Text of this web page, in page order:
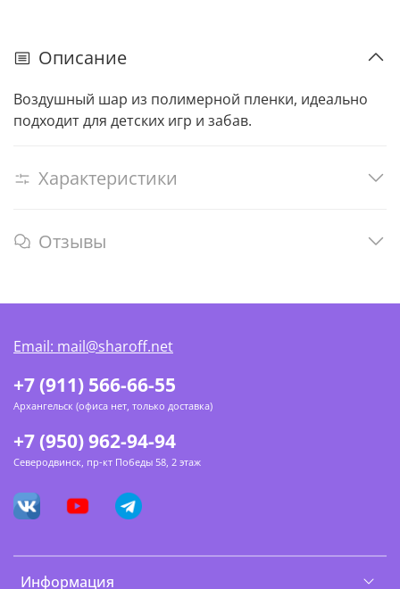
Описание
Воздушный шар из полимерной пленки, идеально
подходит для детских игр и забав.
Характеристики
Отзывы
Информация
+7 (911) 566-66-55
Архангельск (офиса нет, только доставка)
+7 (950) 962-94-94
Северодвинск, пр-кт Победы 58, 2 этаж
Email: mail@sharoff.net